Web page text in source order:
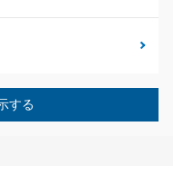
する